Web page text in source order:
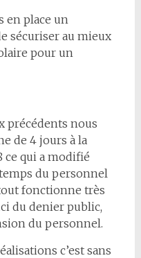
en place un
sécuriser au mieux
pour un
précédents nous
de 4 jours à la
ce qui a modifié
du personnel
fonctionne très
du denier public,
du personnel.
c’est sans